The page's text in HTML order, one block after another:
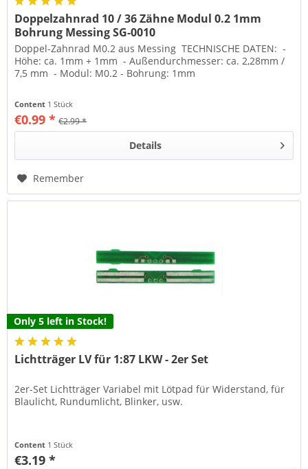
Doppelzahnrad 10 / 36 Zähne Modul 0.2 1mm
Bohrung Messing SG-0010
Doppel-Zahnrad M0.2 aus Messing TECHNISCHE DATEN: -
Höhe: ca. 1mm + 1mm - Außendurchmesser: ca. 2,28mm /
7,5 mm - Modul: M0.2 - Bohrung: 1mm
Content 1 Stück
€0.99 * €2.99 *
Details
Remember
Only 5 left in Stock!
Lichtträger LV für 1:87 LKW - 2er Set
2er-Set Lichtträger Variabel mit Lötpad für Widerstand, für
Blaulicht, Rundumlicht, Blinker, usw.
Content 1 Stück
€3.19 *